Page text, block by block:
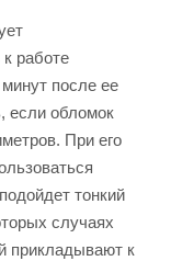
работе
после ее
если обломок
При его
тонкий
случаях
прикладывают к